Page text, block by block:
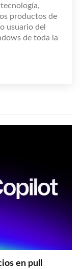
productos de
usuario del
de toda la
en pull